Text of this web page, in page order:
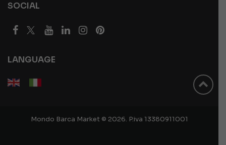
SOCIAL
LANGUAGE
Mondo Barca Market © 2026. P.iva 13380911001